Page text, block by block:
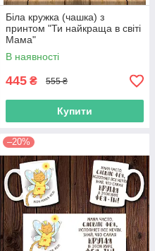
Біла кружка (чашка) з
принтом "Ти найкраща в світі
Мама"
В наявності
445 ₴ 555 ₴
Купити
–20%